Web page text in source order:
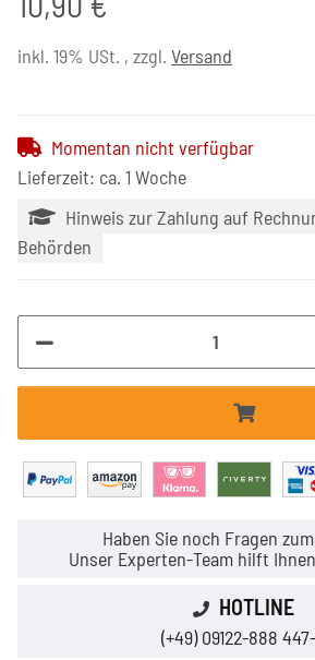
inkl. 19% USt. , zzgl. Versand
Momentan nicht verfügbar
Lieferzeit: ca. 1 Woche
Hinweis zur Zahlung auf
Behörden
Haben Sie noch Fragen
Unser Experten-Team hilft
HOTLINE
(+49) 09122-888